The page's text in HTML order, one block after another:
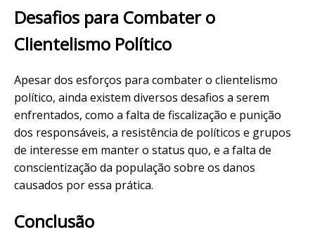
Desafios para Combater o
Clientelismo Político
Apesar dos esforços para combater o clientelismo
político, ainda existem diversos desafios a serem
enfrentados, como a falta de fiscalização e punição
dos responsáveis, a resistência de políticos e grupos
de interesse em manter o status quo, e a falta de
conscientização da população sobre os danos
causados por essa prática.
Conclusão